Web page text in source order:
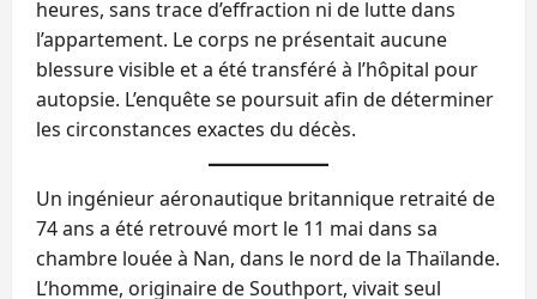
heures, sans trace d’effraction ni de lutte dans
l’appartement. Le corps ne présentait aucune
blessure visible et a été transféré à l’hôpital pour
autopsie. L’enquête se poursuit afin de déterminer
les circonstances exactes du décès.
Un ingénieur aéronautique britannique retraité de
74 ans a été retrouvé mort le 11 mai dans sa
chambre louée à Nan, dans le nord de la Thaïlande.
L’homme, originaire de Southport, vivait seul